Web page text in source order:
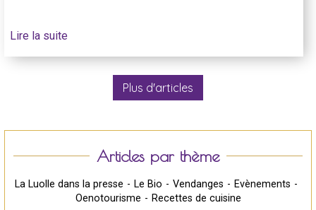
Lire la suite
Plus d'articles
Articles par thème
La Luolle dans la presse Le Bio Vendanges
Evènements
Oenotourisme
Recettes de cuisine